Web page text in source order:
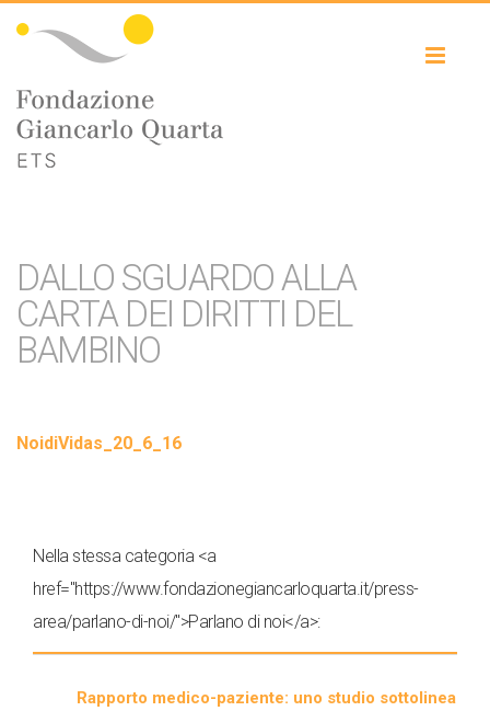
DALLO SGUARDO ALLA
CARTA DEI DIRITTI DEL
BAMBINO
NoidiVidas_20_6_16
Nella stessa categoria <a
href="https://www.fondazionegiancarloquarta.it/press-
area/parlano-di-noi/">Parlano di noi</a>:
Rapporto medico-paziente: uno studio sottolinea